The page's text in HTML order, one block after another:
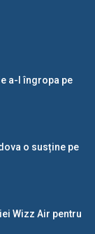
a-l îngropa pe
o susține pe
Wizz Air pentru